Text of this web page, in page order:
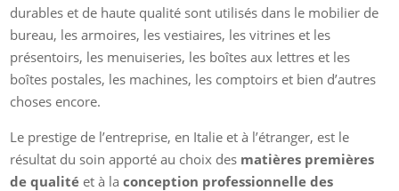
durables et de haute qualité sont utilisés dans le mobilier de
bureau, les armoires, les vestiaires, les vitrines et les
présentoirs, les menuiseries, les boîtes aux lettres et les
boîtes postales, les machines, les comptoirs et bien d’autres
choses encore.
Le prestige de l’entreprise, en Italie et à l’étranger, est le
résultat du soin apporté au choix des matières premières
de qualité et à laconception professionnelle des